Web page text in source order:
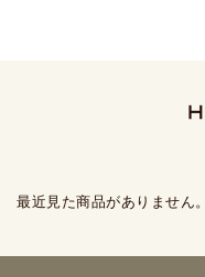
最近見た商品がありません。